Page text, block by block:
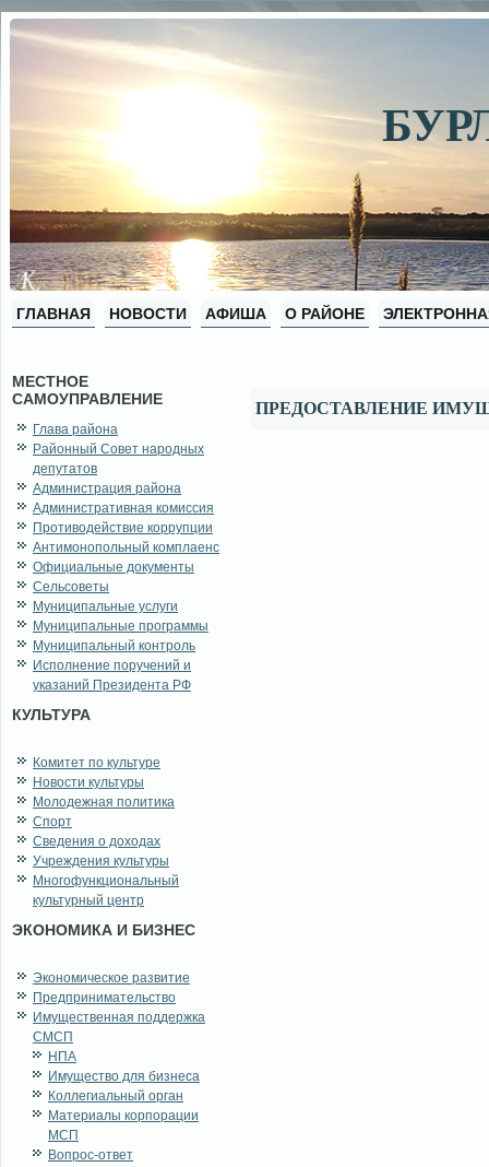
ГЛАВНАЯ НОВОСТИ АФИША О РАЙОНЕ
МЕСТНОЕ
САМОУПРАВЛЕНИЕ
Глава района
Районный Совет народных
депутатов
Администрация района
Административная комиссия
Противодействие коррупции
Антимонопольный комплаенс
Официальные документы
Сельсоветы
Муниципальные услуги
Муниципальные программы
Муниципальный контроль
Исполнение поручений и
указаний Президента РФ
КУЛЬТУРА
Комитет по культуре
Новости культуры
Молодежная политика
Спорт
Сведения о доходах
Учреждения культуры
Многофункциональный
культурный центр
ЭКОНОМИКА И БИЗНЕС
Экономическое развитие
Предпринимательство
Имущественная поддержка
СМСП
НПА
Имущество для бизнеса
Коллегиальный орган
Материалы корпорации
МСП
Вопрос-ответ
ПРЕДОСТАВЛЕНИЕ